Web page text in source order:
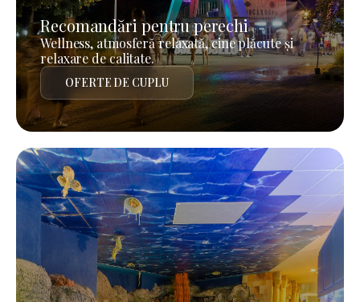
Recomandări pentru perechi
Wellness, atmosferă relaxată, cine plăcute și
relaxare de calitate.
OFERTE DE CUPLU